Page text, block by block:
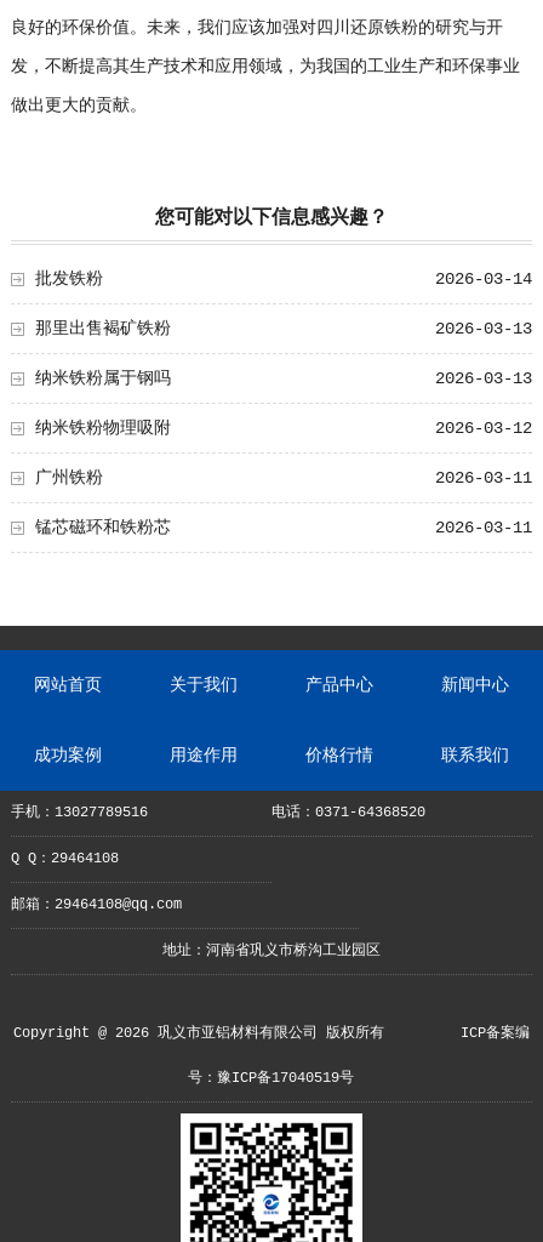
良好的环保价值。未来，我们应该加强对四川还原铁粉的研究与开
发，不断提高其生产技术和应用领域，为我国的工业生产和环保事业
做出更大的贡献。
您可能对以下信息感兴趣？
2026-03-14
批发铁粉
2026-03-13
那里出售褐矿铁粉
2026-03-13
纳米铁粉属于钢吗
2026-03-12
纳米铁粉物理吸附
2026-03-11
广州铁粉
2026-03-11
锰芯磁环和铁粉芯
网站首页 关于我们 产品中心 新闻中心
成功案例 用途作用 价格行情 联系我们
手机：13027789516 电话：0371-64368520
Q Q：29464108
邮箱：29464108@qq.com
地址：河南省巩义市桥沟工业园区
Copyright @ 2026 巩义市亚铝材料有限公司 版权所有 ICP备案编
号：豫ICP备17040519号